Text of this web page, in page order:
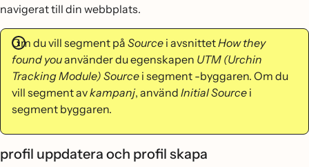
navigerat till din webbplats.
Om du vill segment på Source i avsnittetHow they
found youanvänder du egenskapen UTM (Urchin
Tracking Module) Source i segment -byggaren. Om du
vill segment avkampanj, använd Initial Source i
segment byggaren.
profil uppdatera och profil skapa